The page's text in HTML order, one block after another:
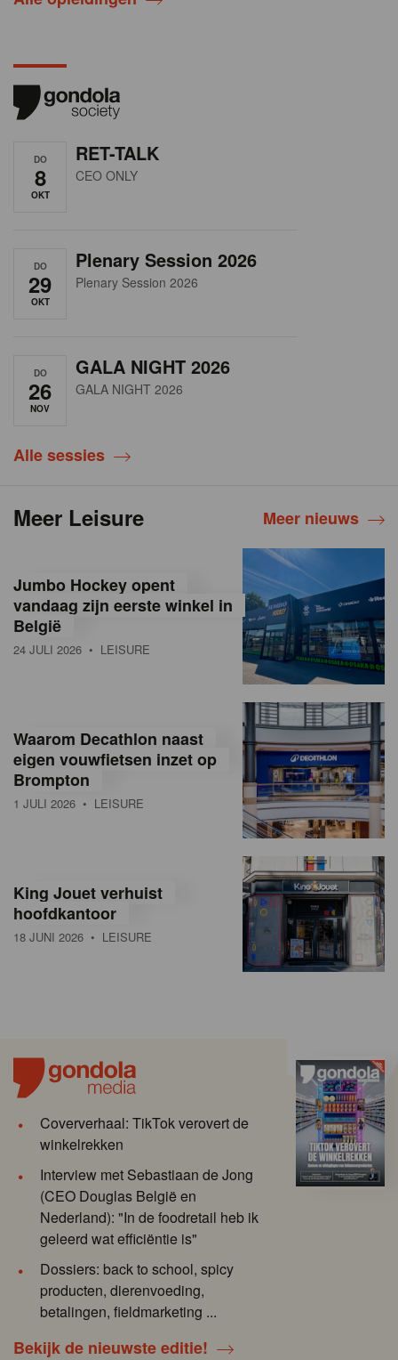
DO
8
OKT
RET-TALK
CEO ONLY
DO
29
OKT
Plenary Session 2026
Plenary Session 2026
DO
26
NOV
GALA NIGHT 2026
GALA NIGHT 2026
Alle sessies
Meer Leisure Meer nieuws
Jumbo Hockey opent
vandaag zijn eerste winkel in
België
24 JULI 2026 • LEISURE
Waarom Decathlon naast
eigen vouwfietsen inzet op
Brompton
1 JULI 2026 • LEISURE
King Jouet verhuist
hoofdkantoor
18 JUNI 2026 • LEISURE
Coververhaal: TikTok verovert de
winkelrekken
Interview met Sebastiaan de Jong
(CEO Douglas België en
Nederland): "In de foodretail heb ik
geleerd wat efficiëntie is"
Dossiers: back to school, spicy
producten, dierenvoeding,
betalingen, fieldmarketing ...
Bekijk de nieuwste editie!